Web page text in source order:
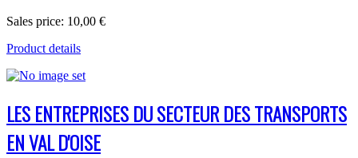
Sales price: 10,00 €
Product details
LES ENTREPRISES DU SECTEUR DES TRANSPORTS
EN VAL D'OISE